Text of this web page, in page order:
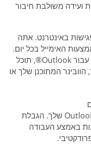
ועידה משולבת חיבור
באינטרנט. אתה
האימייל בכל יום.
עם תוסף FreeConferenceCall.com עבור Outlook®, תוכל
המתוכנן שלך או
FreeConferenceCall.com, הכל מ- Outlook שלך. הגבלת
באמצע העבודה